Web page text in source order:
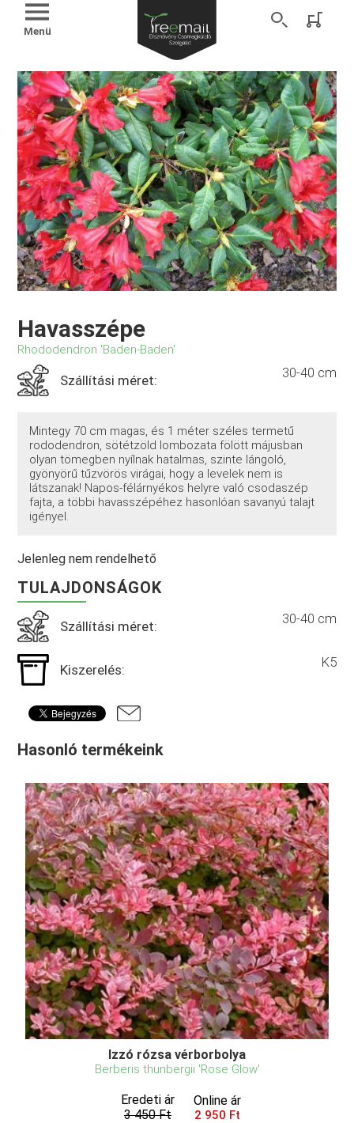
Menü
Havasszépe
Rhododendron 'Baden-Baden'
Szállítási méret: 30-40 cm
Mintegy 70 cm magas, és 1 méter széles termetű
rododendron, sötétzöld lombozata fölött májusban
olyan tömegben nyílnak hatalmas, szinte lángoló,
gyönyörű tűzvörös virágai, hogy a levelek nem is
látszanak! Napos-félárnyékos helyre való csodaszép
fajta, a többi havasszépéhez hasonlóan savanyú talajt
igényel.
Jelenleg nem rendelhető
TULAJDONSÁGOK
Szállítási méret: 30-40 cm
Kiszerelés: K5
Hasonló termékeink
Izzó rózsa vérborbolya
Berberis thunbergii 'Rose Glow'
Eredeti ár
3 450 Ft
Online ár
2 950 Ft